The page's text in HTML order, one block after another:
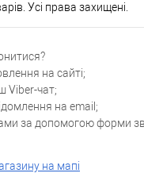
Усі права захищені.
на сайті;
Viber-чат;
на email;
за допомогою форми
на мапі